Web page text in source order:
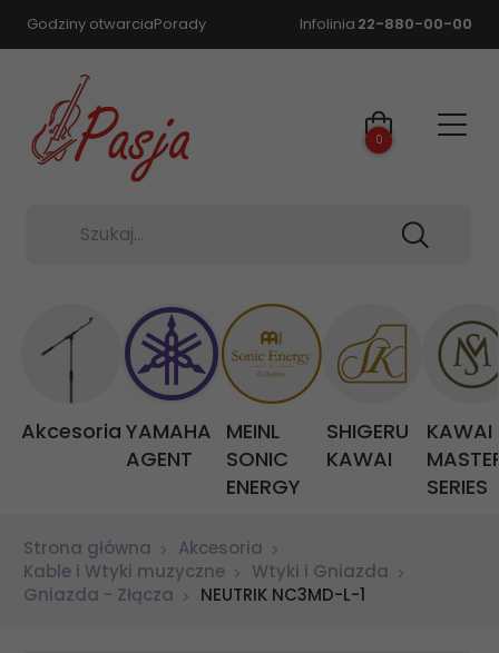
Godziny otwarciaPorady Infolinia 22-880-00-00
Szukaj...
0
Akcesoria YAMAHA
AGENT
MEINL
SONIC
ENERGY
SHIGERU
KAWAI
KAWAI
SERIES
Strona główna
Akcesoria
Kable i Wtyki muzyczne
Wtyki i Gniazda
Gniazda - Złącza
NEUTRIK NC3MD-L-1